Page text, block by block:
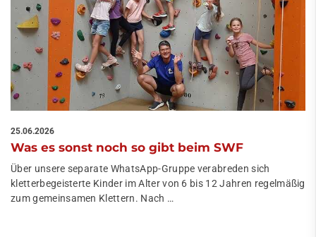
25.06.2026
Was es sonst noch so gibt beim SWF
Über unsere separate WhatsApp-Gruppe verabreden sich
kletterbegeisterte Kinder im Alter von 6 bis 12 Jahren regelmäßig
zum gemeinsamen Klettern. Nach …